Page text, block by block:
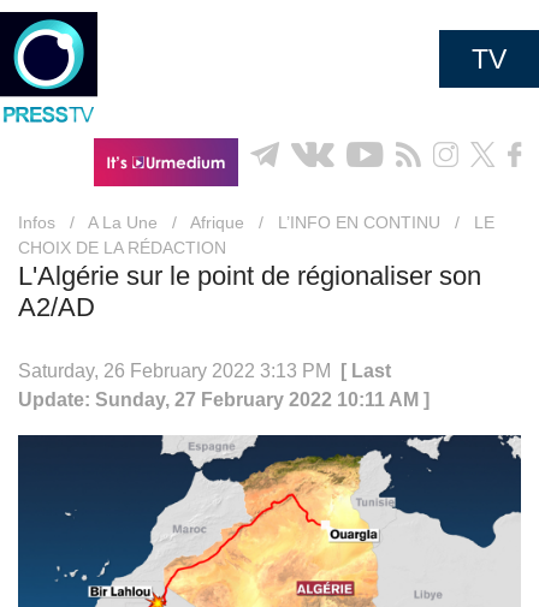
TV
Infos / A La Une / Afrique / L’INFO EN CONTINU /
LE
CHOIX DE LA RÉDACTION
L'Algérie sur le point de régionaliser son
A2/AD
Saturday, 26 February 2022 3:13 PM
[ Last
Update: Sunday, 27 February 2022 10:11 AM ]